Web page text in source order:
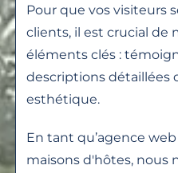
Pour que vos visiteurs
clients, il est crucial de
éléments clés :
descriptions détaillées
esthétique.
En tant qu’agence
maisons d'hôtes, nous